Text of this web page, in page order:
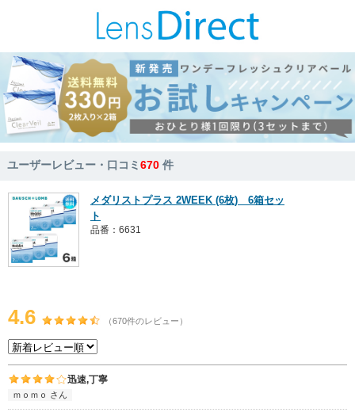
ユーザーレビュー・口コミ670 件
メダリストプラス 2WEEK (6枚) 6箱セッ
ト
品番：6631
4.6 （670件のレビュー）
迅速,丁寧
ｍｏｍｏ さん